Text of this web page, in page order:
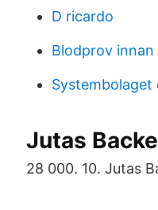
D ricardo
Blodprov innan
Jutas
28 000. 10. Jutas